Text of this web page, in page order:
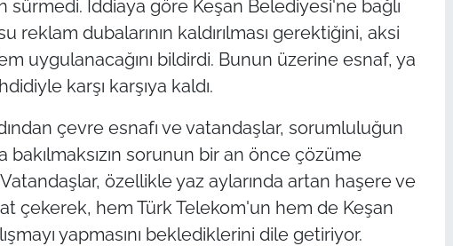
sürmedi. İddiaya göre Keşan Belediyesi'ne bağlı
reklam dubalarının kaldırılması gerektiğini, aksi
uygulanacağını bildirdi. Bunun üzerine esnaf, ya
karşı karşıya kaldı.
çevre esnafı ve vatandaşlar, sorumluluğun
sorunun bir an önce çözüme
özellikle yaz aylarında artan haşere ve
çekerek, hem Türk Telekom'un hem de Keşan
yapmasını beklediklerini dile getiriyor.